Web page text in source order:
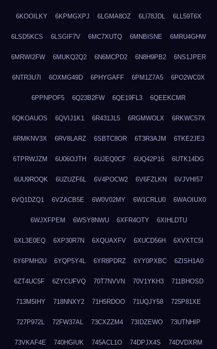
6KOOILKY 6KPMGXPJ 6LGMA8OZ 6LI78JDL 6LL59T6X
6LSD5KCS 6LSGIF7V 6MC7XUTQ 6MNBISNE 6MRU4GHW
6MRWI2FW 6MUKQ2Q2 6N6MCPD2 6N8H9PB2 6NS1JPER
6NTR3U7I 6OXMG49D 6PHYGAFF 6PM1Z7A5 6PO2WC0X
6PPNPOF5 6Q23B2FW 6QE19FL3 6QEEKCMR
6QKOAUOS 6QVIJ1K1 6R431JL5 6RGMWOLX 6RKWC57X
6RMKNV3X 6RV8LARZ 6SBTC8OR 6T3R3AJM 6TKE2JE3
6TPRWJZM 6U06OJTH 6UJEQ0CF 6UQ42P16 6UTK14DG
6UU9ROQK 6UZUZF6L 6V4POCW2 6V6FZLKN 6VJVHI57
6VQ1DZQ1 6VZACB5E 6W0V02MY 6W1CRLU0 6WAOIUX0
6WJXFPEM 6WSY8NWU 6XFR4OTY 6XIHLDTU
6XL3E0EQ 6XP30R7N 6XQUAXFV 6XUCD56H 6XVXTC5I
6Y6PMH2U 6YQP5Y4L 6YR8PDRZ 6YY0PXBC 6ZISH1A0
6ZT4UC5F 6ZYCUFVQ 70T7NVVN 70V1YKH3 711BHOSD
713M5IHY 718NNXY2 71H5RDOO 71UQJY58 725P81XE
727P972L 72FW37AL 73CXZZM4 73IDZEWO 73UTNHIP
73VKAF4E 740HGIUK 745ACL1O 74DPJX4S 74DVDXRM